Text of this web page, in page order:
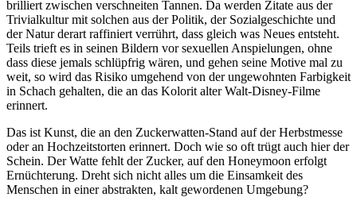
brilliert zwischen verschneiten Tannen. Da werden Zitate aus der
Trivialkultur mit solchen aus der Politik, der Sozialgeschichte und
der Natur derart raffiniert verrührt, dass gleich was Neues entsteht.
Teils trieft es in seinen Bildern vor sexuellen Anspielungen, ohne
dass diese jemals schlüpfrig wären, und gehen seine Motive mal zu
weit, so wird das Risiko umgehend von der ungewohnten Farbigkeit
in Schach gehalten, die an das Kolorit alter Walt-Disney-Filme
erinnert.
Das ist Kunst, die an den Zuckerwatten-Stand auf der Herbstmesse
oder an Hochzeitstorten erinnert. Doch wie so oft trügt auch hier der
Schein. Der Watte fehlt der Zucker, auf den Honeymoon erfolgt
Ernüchterung. Dreht sich nicht alles um die Einsamkeit des
Menschen in einer abstrakten, kalt gewordenen Umgebung?